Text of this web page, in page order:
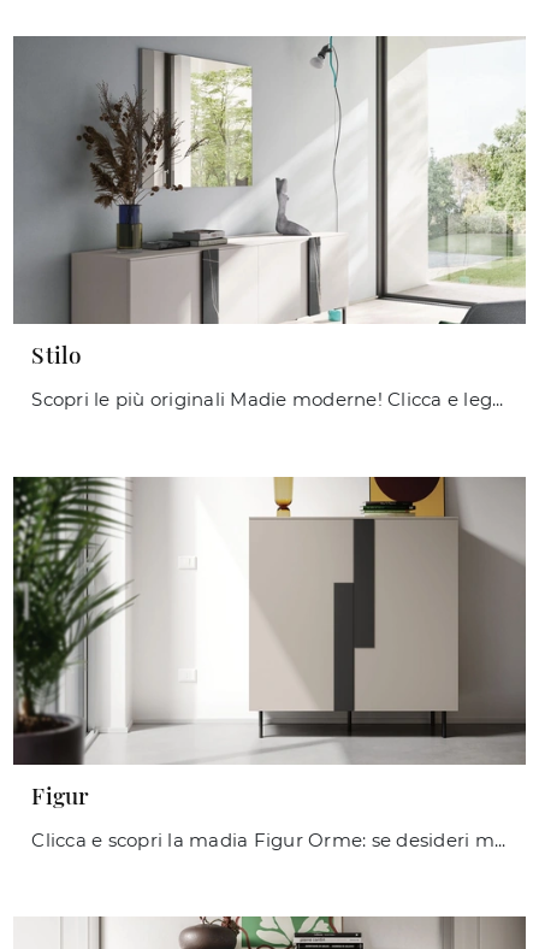
Stilo
Scopri le più originali Madie moderne! Clicca e leggi l'articolo: mobile soggiorno Stilo in melaminico, soluzione funzionale ed esteticamente ...
Figur
Clicca e scopri la madia Figur Orme: se desideri mobili in melaminico per stanze moderne, questa è l'acquisto perfetto per te!